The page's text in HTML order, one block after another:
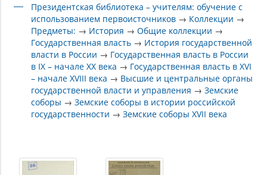
Президентская библиотека – учителям: обучение с
использованием первоисточников → Коллекции →
Предметы: → История →Общие коллекции →
Государственная власть → История государственной
власти в России → Государственная власть в России
в IX – начале XX века → Государственная власть в XVI
– начале XVIII века → Высшие и центральные органы
государственной власти и управления →Земские
соборы →Земские соборы в истории российской
государственности →Земские соборы XVII века